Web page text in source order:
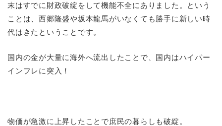
末はすでに財政破綻をして機能不全にありました。という
ことは、西郷隆盛や坂本龍馬がいなくても勝手に新しい時
代はきたということです。
国内の金が大量に海外へ流出したことで、国内はハイパー
インフレに突入！
物価が急激に上昇したことで庶民の暮らしも破綻。